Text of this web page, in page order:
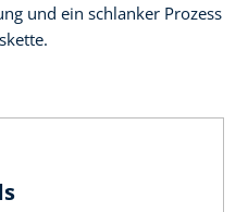
und ein schlanker Prozess